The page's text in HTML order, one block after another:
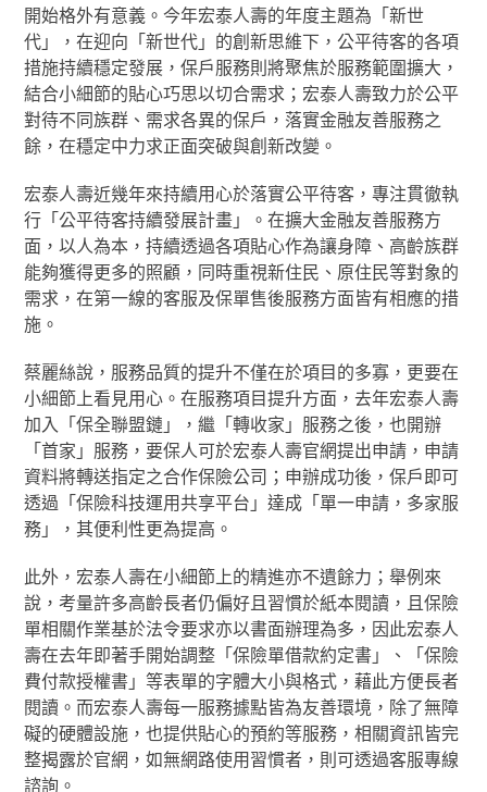
開始格外有意義。今年宏泰人壽的年度主題為「新世
代」，在迎向「新世代」的創新思維下，公平待客的各項
措施持續穩定發展，保戶服務則將聚焦於服務範圍擴大，
結合小細節的貼心巧思以切合需求；宏泰人壽致力於公平
對待不同族群、需求各異的保戶，落實金融友善服務之
餘，在穩定中力求正面突破與創新改變。
宏泰人壽近幾年來持續用心於落實公平待客，專注貫徹執
行「公平待客持續發展計畫」。在擴大金融友善服務方
面，以人為本，持續透過各項貼心作為讓身障、高齡族群
能夠獲得更多的照顧，同時重視新住民、原住民等對象的
需求，在第一線的客服及保單售後服務方面皆有相應的措
施。
蔡麗絲說，服務品質的提升不僅在於項目的多寡，更要在
小細節上看見用心。在服務項目提升方面，去年宏泰人壽
加入「保全聯盟鏈」，繼「轉收家」服務之後，也開辦
「首家」服務，要保人可於宏泰人壽官網提出申請，申請
資料將轉送指定之合作保險公司；申辦成功後，保戶即可
透過「保險科技運用共享平台」達成「單一申請，多家服
務」，其便利性更為提高。
此外，宏泰人壽在小細節上的精進亦不遺餘力；舉例來
說，考量許多高齡長者仍偏好且習慣於紙本閱讀，且保險
單相關作業基於法令要求亦以書面辦理為多，因此宏泰人
壽在去年即著手開始調整「保險單借款約定書」、「保險
費付款授權書」等表單的字體大小與格式，藉此方便長者
閱讀。而宏泰人壽每一服務據點皆為友善環境，除了無障
礙的硬體設施，也提供貼心的預約等服務，相關資訊皆完
整揭露於官網，如無網路使用習慣者，則可透過客服專線
諮詢。